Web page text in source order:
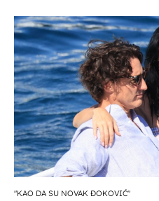
"KAO DA SU NOVAK ĐOKOVIĆ"